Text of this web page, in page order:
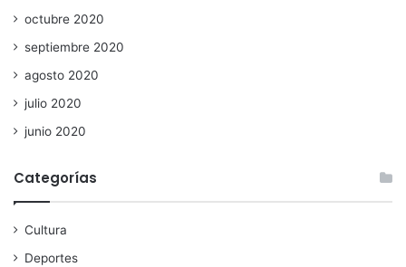
octubre 2020
septiembre 2020
agosto 2020
julio 2020
junio 2020
Categorías
Cultura
Deportes